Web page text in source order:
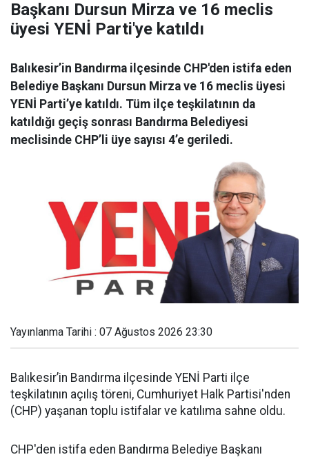
Başkanı Dursun Mirza ve 16 meclis
üyesi YENİ Parti'ye katıldı
Balıkesir’in Bandırma ilçesinde CHP'den istifa eden
Belediye Başkanı Dursun Mirza ve 16 meclis üyesi
YENİ Parti’ye katıldı. Tüm ilçe teşkilatının da
katıldığı geçiş sonrası Bandırma Belediyesi
meclisinde CHP’li üye sayısı 4’e geriledi.
Yayınlanma Tarihi : 07 Ağustos 2026 23:30
Balıkesir’in Bandırma ilçesinde YENİ Parti ilçe
teşkilatının açılış töreni, Cumhuriyet Halk Partisi'nden
(CHP) yaşanan toplu istifalar ve katılıma sahne oldu.
CHP'den istifa eden Bandırma Belediye Başkanı